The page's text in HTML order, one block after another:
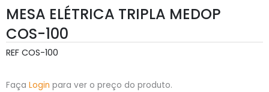
MESA ELÉTRICA TRIPLA MEDOP
COS-100
REF COS-100
Faça Login para ver o preço do produto.